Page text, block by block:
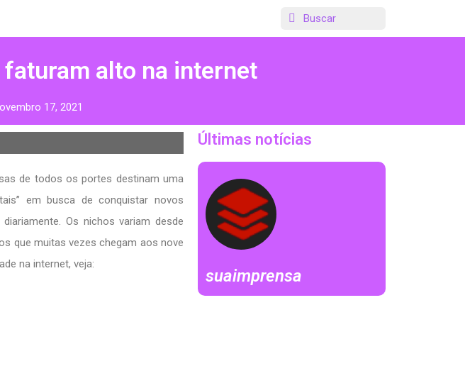
alto na internet
17, 2021
de todos os portes destinam uma
em busca de conquistar novos
Os nichos variam desde
que muitas vezes chegam aos nove
na internet, veja:
Últimas notícias
suaimprensa